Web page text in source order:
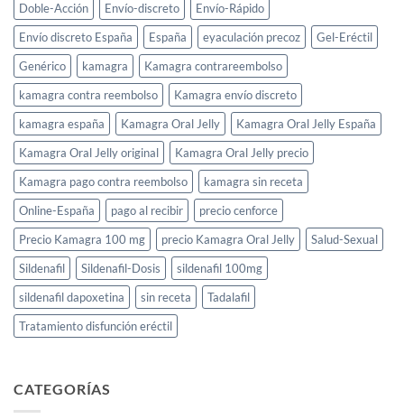
Doble-Acción
Envío-discreto
Envío-Rápido
Envío discreto España
España eyaculación precoz
Gel-Eréctil
Genérico
kamagra
Kamagra contrareembolso
kamagra contra reembolso
Kamagra envío discreto
kamagra españa
Kamagra Oral Jelly
Kamagra Oral Jelly España
Kamagra Oral Jelly original
Kamagra Oral Jelly precio
Kamagra pago contra reembolso
kamagra sin receta
Online-España
pago al recibir
precio cenforce
Precio Kamagra 100 mg
precio Kamagra Oral Jelly
Salud-Sexual
Sildenafil
Sildenafil-Dosis
sildenafil 100mg
sildenafil dapoxetina
sin receta
Tadalafil
Tratamiento disfunción eréctil
CATEGORÍAS